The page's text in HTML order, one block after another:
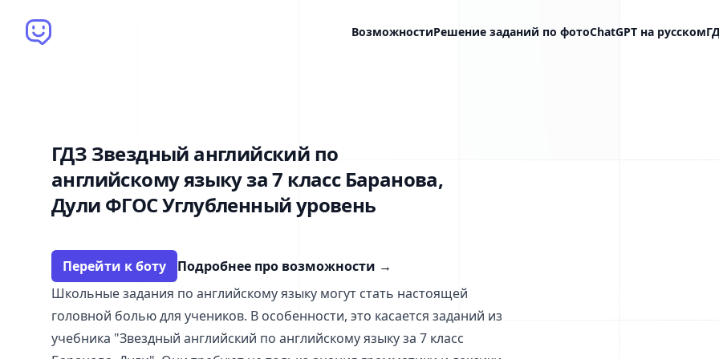
Brain Bot ВозможностиРешение заданий по фотоChatGPT на русском
ГДЗ Звездный английский по
английскому языку за 7 класс Баранова,
Дули ФГОС Углубленный уровень
Перейти к боту Подробнее про возможности →
Школьные задания по английскому языку могут стать настоящей
головной болью для учеников. В особенности, это касается заданий из
учебника "Звездный английский по английскому языку за 7 класс